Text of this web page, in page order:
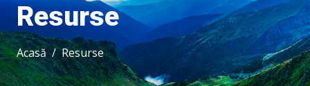
Resurse
Acasă Resurse